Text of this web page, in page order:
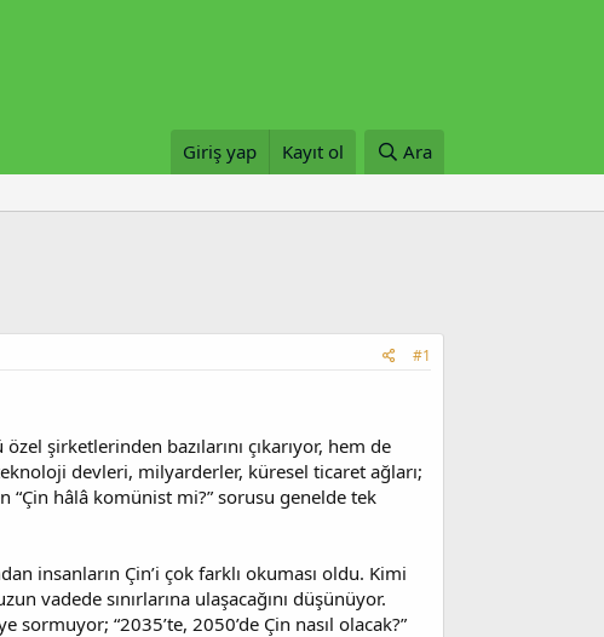
Giriş yap Kayıt ol Ara
#1
şirketlerinden bazılarını çıkarıyor, hem de
devleri, milyarderler, küresel ticaret ağları;
hâlâ komünist mi?” sorusu genelde tek
insanların Çin’i çok farklı okuması oldu. Kimi
vadede sınırlarına ulaşacağını düşünüyor.
“2035’te, 2050’de Çin nasıl olacak?”